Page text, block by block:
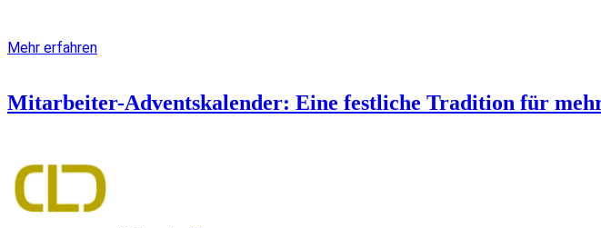
Mehr erfahren
Mitarbeiter-Adventskalender: Eine festliche Tradition für